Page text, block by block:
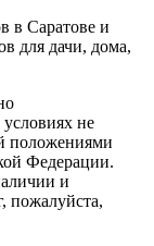
в Саратове и
для дачи, дома,
не
положениями
Федерации.
и
пожалуйста,